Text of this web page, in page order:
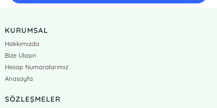
KURUMSAL
Hakkımızda
Bize Ulaşın
Hesap Numaralarımız
Anasayfa
SÖZLEŞMELER